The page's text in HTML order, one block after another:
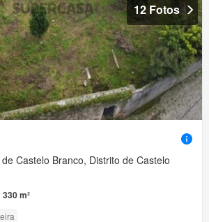
12 Fotos
Castelo Branco, Distrito de Castelo
330 m²